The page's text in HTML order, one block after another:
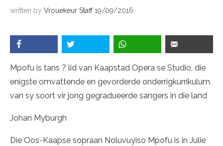
written by Vrouekeur Staff 19/09/2016
Mpofu is tans ? lid van Kaapstad Opera se Studio, die
enigste omvattende en gevorderde onderrigkurrikulum
van sy soort vir jong gegradueerde sangers in die land
Johan Myburgh
Die Oos-Kaapse sopraan Noluvuyiso Mpofu is in Julie